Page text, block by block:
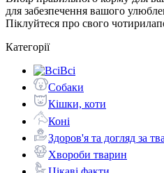
для забезпечення вашого
Піклуйтеся про свого
Категорії
Всі
Собаки
Кішки, коти
Коні
Здоров'я та догляд за
Хвороби тварин